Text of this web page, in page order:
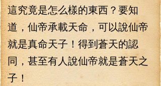
這究竟是怎么樣的東西？要知
道，仙帝承載天命，可以說仙帝
就是真命天子！得到蒼天的認
同，甚至有人說仙帝就是蒼天之
子！